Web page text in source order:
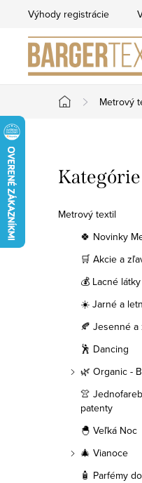
obsah
Výhody registrácie
Domov
Metrový
o
č
Preskočiť
kategórie
Kategórie
Metrový textil
🍀 Novinky
🛒 Akcie a
💰 Lacné látky
☀️ Jarné a
🍂 Jesenné
🕺 Dancing
🌿 Organic -
👚
patenty
🐣 Veľká Noc
🎄 Vianoce
🧴 Parfémy